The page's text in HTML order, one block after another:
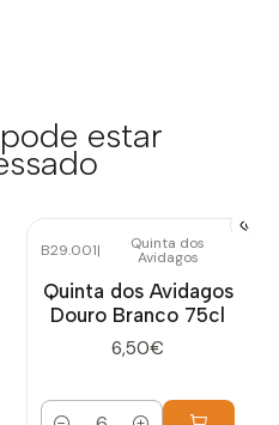
estar
B29.001| Quinta dos
Avidagos
Quinta dos Avidagos
Douro Branco 75cl
6,50€